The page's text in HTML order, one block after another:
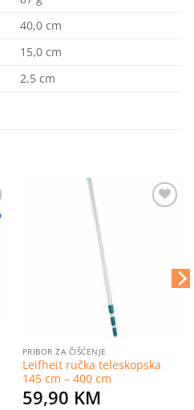
40,0 cm
15,0 cm
2,5 cm
PRIBOR ZA ČIŠĆENJE
Leifheit ručka teleskopska
145 cm – 400 cm
59,90 KM